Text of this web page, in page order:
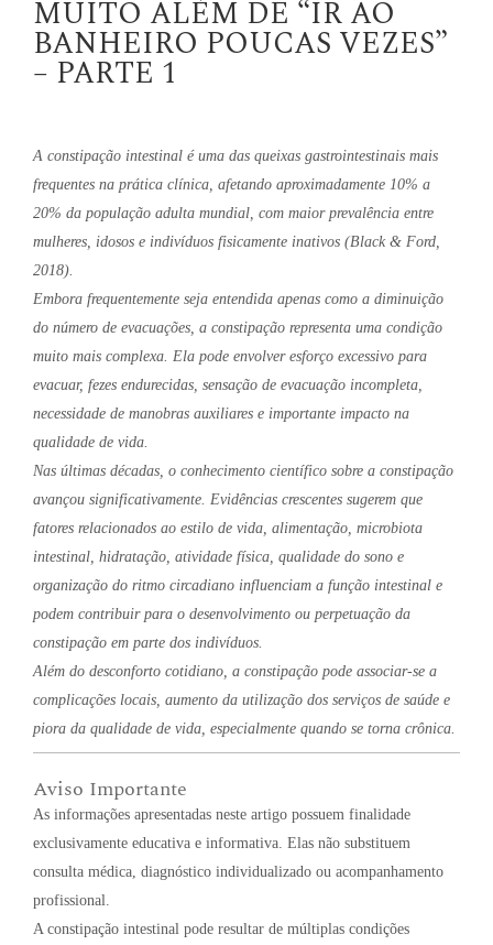
MUITO ALÉM DE “IR AO
BANHEIRO POUCAS VEZES”
– PARTE 1
A constipação intestinal é uma das queixas gastrointestinais mais
frequentes na prática clínica, afetando aproximadamente 10% a
20% da população adulta mundial, com maior prevalência entre
mulheres, idosos e indivíduos fisicamente inativos (Black & Ford,
2018).
Embora frequentemente seja entendida apenas como a diminuição
do número de evacuações, a constipação representa uma condição
muito mais complexa. Ela pode envolver esforço excessivo para
evacuar, fezes endurecidas, sensação de evacuação incompleta,
necessidade de manobras auxiliares e importante impacto na
qualidade de vida.
Nas últimas décadas, o conhecimento científico sobre a constipação
avançou significativamente. Evidências crescentes sugerem que
fatores relacionados ao estilo de vida, alimentação, microbiota
intestinal, hidratação, atividade física, qualidade do sono e
organização do ritmo circadiano influenciam a função intestinal e
podem contribuir para o desenvolvimento ou perpetuação da
constipação em parte dos indivíduos.
Além do desconforto cotidiano, a constipação pode associar-se a
complicações locais, aumento da utilização dos serviços de saúde e
piora da qualidade de vida, especialmente quando se torna crônica.
Aviso Importante
As informações apresentadas neste artigo possuem finalidade
exclusivamente educativa e informativa. Elas não substituem
consulta médica, diagnóstico individualizado ou acompanhamento
profissional.
A constipação intestinal pode resultar de múltiplas condições